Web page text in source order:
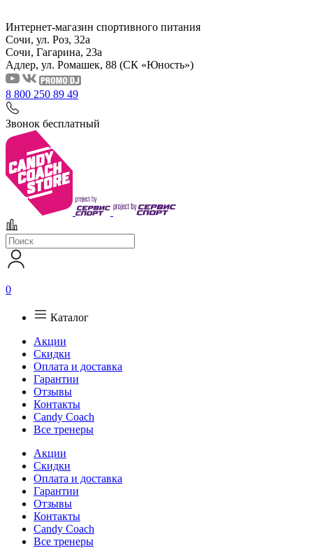
Интернет-магазин спортивного питания
Сочи, ул. Роз, 32а
Сочи, Гагарина, 23а
Адлер, ул. Ромашек, 88 (СК «Юность»)
8 800 250 89 49
Звонок бесплатный
0
Каталог
Акции
Скидки
Оплата и доставка
Гарантии
Отзывы
Контакты
Candy Coach
Все тренеры
Акции
Скидки
Оплата и доставка
Гарантии
Отзывы
Контакты
Candy Coach
Все тренеры